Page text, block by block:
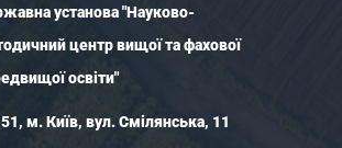
установа "Науково-
центр вищої та фахової
освіти"
м. Київ, вул. Смілянська, 11